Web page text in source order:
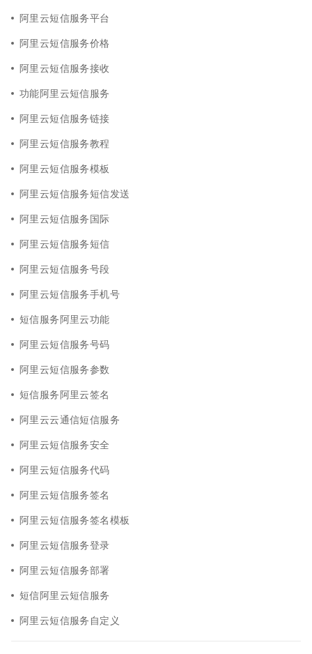
阿里云短信服务平台
阿里云短信服务价格
阿里云短信服务接收
功能阿里云短信服务
阿里云短信服务链接
阿里云短信服务教程
阿里云短信服务模板
阿里云短信服务短信发送
阿里云短信服务国际
阿里云短信服务短信
阿里云短信服务号段
阿里云短信服务手机号
短信服务阿里云功能
阿里云短信服务号码
阿里云短信服务参数
短信服务阿里云签名
阿里云云通信短信服务
阿里云短信服务安全
阿里云短信服务代码
阿里云短信服务签名
阿里云短信服务签名模板
阿里云短信服务登录
阿里云短信服务部署
短信阿里云短信服务
阿里云短信服务自定义